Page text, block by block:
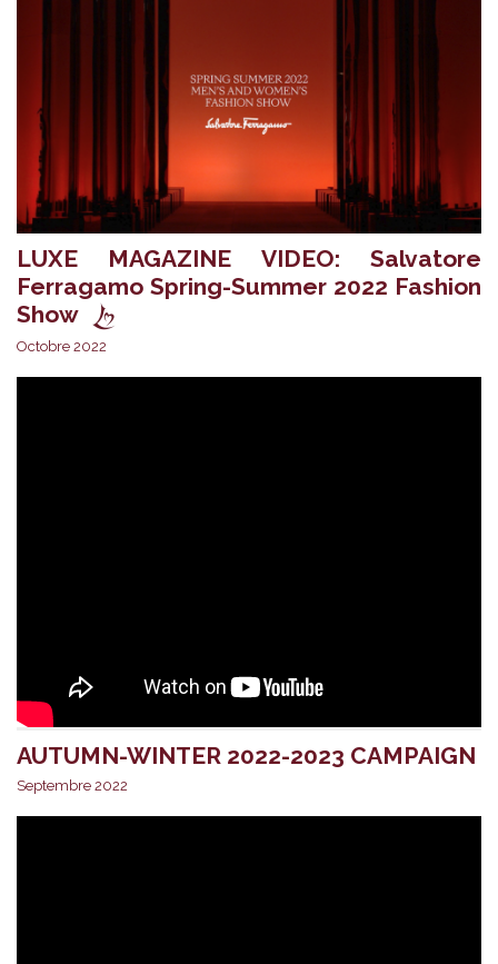
LUXE MAGAZINE VIDEO: Salvatore
Ferragamo Spring-Summer 2022 Fashion
Show
Octobre 2022
AUTUMN-WINTER 2022-2023 CAMPAIGN
Septembre 2022